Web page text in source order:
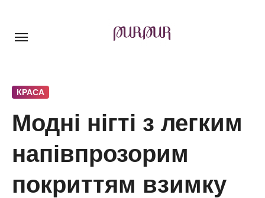
контенту
КРАСА
Модні нігті з легким
напівпрозорим
покриттям взимку